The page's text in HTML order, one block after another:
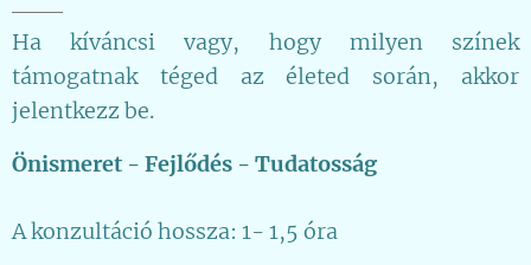
Ha kíváncsi vagy, hogy milyen színek
támogatnak téged az életed során, akkor
jelentkezz be.
Önismeret - Fejlődés - Tudatosság
A konzultáció hossza: 1- 1,5 óra